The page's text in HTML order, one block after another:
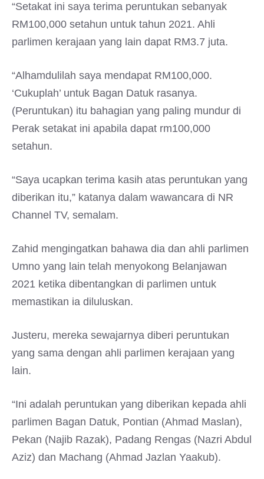
“Setakat ini saya terima peruntukan sebanyak
RM100,000 setahun untuk tahun 2021. Ahli
parlimen kerajaan yang lain dapat RM3.7 juta.
“Alhamdulilah saya mendapat RM100,000.
‘Cukuplah’ untuk Bagan Datuk rasanya.
(Peruntukan) itu bahagian yang paling mundur di
Perak setakat ini apabila dapat rm100,000
setahun.
“Saya ucapkan terima kasih atas peruntukan yang
diberikan itu,” katanya dalam wawancara di NR
Channel TV, semalam.
Zahid mengingatkan bahawa dia dan ahli parlimen
Umno yang lain telah menyokong Belanjawan
2021 ketika dibentangkan di parlimen untuk
memastikan ia diluluskan.
Justeru, mereka sewajarnya diberi peruntukan
yang sama dengan ahli parlimen kerajaan yang
lain.
“Ini adalah peruntukan yang diberikan kepada ahli
parlimen Bagan Datuk, Pontian (Ahmad Maslan),
Pekan (Najib Razak), Padang Rengas (Nazri Abdul
Aziz) dan Machang (Ahmad Jazlan Yaakub).